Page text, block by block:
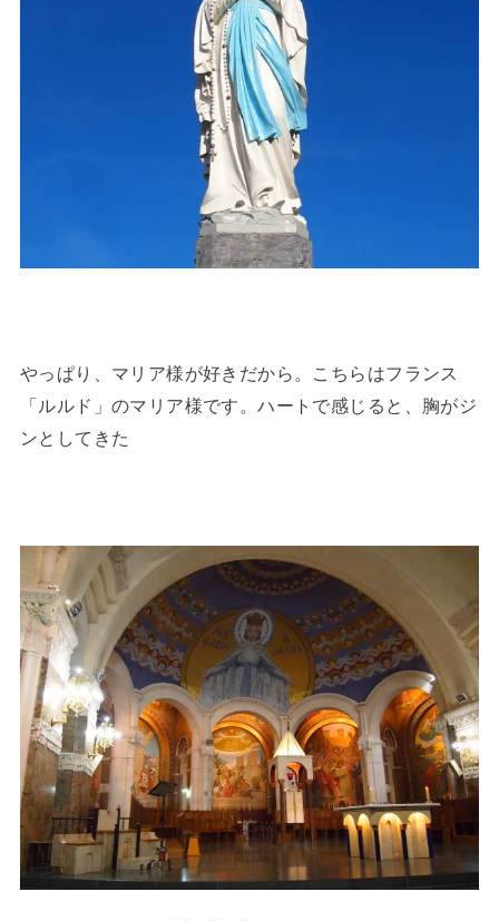
やっぱり、マリア様が好きだから。こちらはフランス
「ルルド」のマリア様です。ハートで感じると、胸がジ
ンとしてきた